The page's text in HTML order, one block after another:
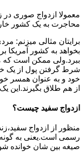
معمولا ازدواج صوری
محاجرت به یک کشور
برایتان مثالی میزنم:
بخواهد به کشور آمریکا
ببرد.ولی ممکن است که
شرط گرفتن پول از یک
خود و به عنوان همسر خود
از هم طلاق بگیرند.این
ازدواج سفید چیست؟
منظور از ازدواج
رسمی است.یعنی به
صیغه بین شان خوانده